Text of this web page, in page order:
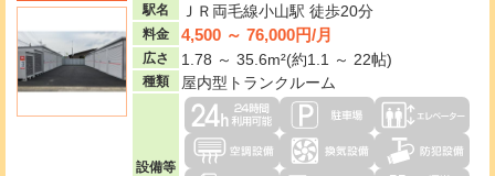
駅名 ＪＲ両毛線小山駅 徒歩20分
料金 4,500 ～ 76,000円/月
広さ 1.78 ～ 35.6m²(約1.1 ～ 22帖)
種類 屋内型トランクルーム
設備等